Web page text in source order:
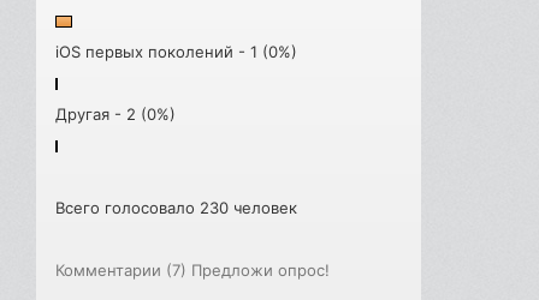
iOS первых поколений - 1 (0%)
Другая - 2 (0%)
Всего голосовало 230 человек
Комментарии (7) Предложи опрос!